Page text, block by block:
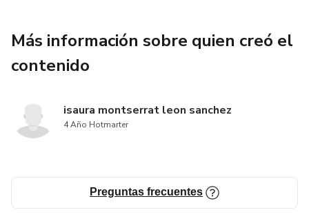
Más información sobre quien creó el
contenido
isaura montserrat leon sanchez
4 Año Hotmarter
Preguntas frecuentes